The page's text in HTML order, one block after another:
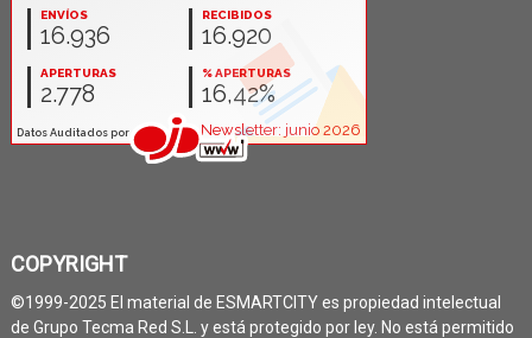
COPYRIGHT
©1999-2025 El material de ESMARTCITY es propiedad intelectual
de Grupo Tecma Red S.L. y está protegido por ley. No está permitido